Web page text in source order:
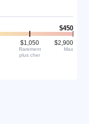
$450
$1,050
Rarement
plus cher
$2,900
Max